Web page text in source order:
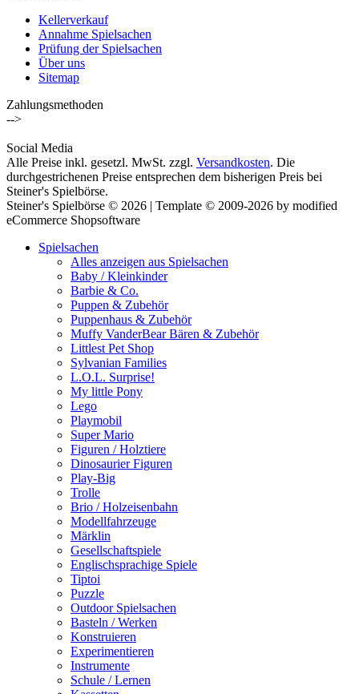
Kellerverkauf
Annahme Spielsachen
Prüfung der Spielsachen
Über uns
Sitemap
Zahlungsmethoden
-->
Social Media
Alle Preise inkl. gesetzl. MwSt. zzgl. Versandkosten. Die
durchgestrichenen Preise entsprechen dem bisherigen Preis bei
Steiner's Spielbörse.
Steiner's Spielbörse © 2026 | Template © 2009-2026 by modified
eCommerce Shopsoftware
Spielsachen
Alles anzeigen aus Spielsachen
Baby / Kleinkinder
Barbie & Co.
Puppen & Zubehör
Puppenhaus & Zubehör
Muffy VanderBear Bären & Zubehör
Littlest Pet Shop
Sylvanian Families
L.O.L. Surprise!
My little Pony
Lego
Playmobil
Super Mario
Figuren / Holztiere
Dinosaurier Figuren
Play-Big
Trolle
Brio / Holzeisenbahn
Modellfahrzeuge
Märklin
Gesellschaftspiele
Englischsprachige Spiele
Tiptoi
Puzzle
Outdoor Spielsachen
Basteln / Werken
Konstruieren
Experimentieren
Instrumente
Schule / Lernen